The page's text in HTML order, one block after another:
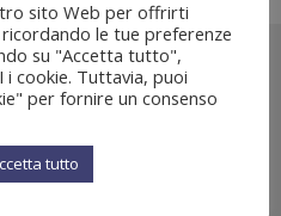
sito Web per offrirti
le tue preferenze
su "Accetta tutto",
cookie. Tuttavia, puoi
per fornire un consenso
tutto